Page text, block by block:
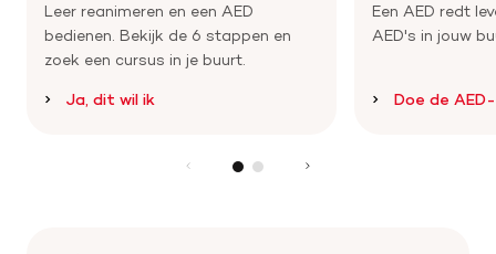
Leer reanimeren en een AED
bedienen. Bekijk de 6 stappen en
zoek een cursus in je buurt.
Ja, dit wil ik
Een AED redt
AED's in jouw
Doe de